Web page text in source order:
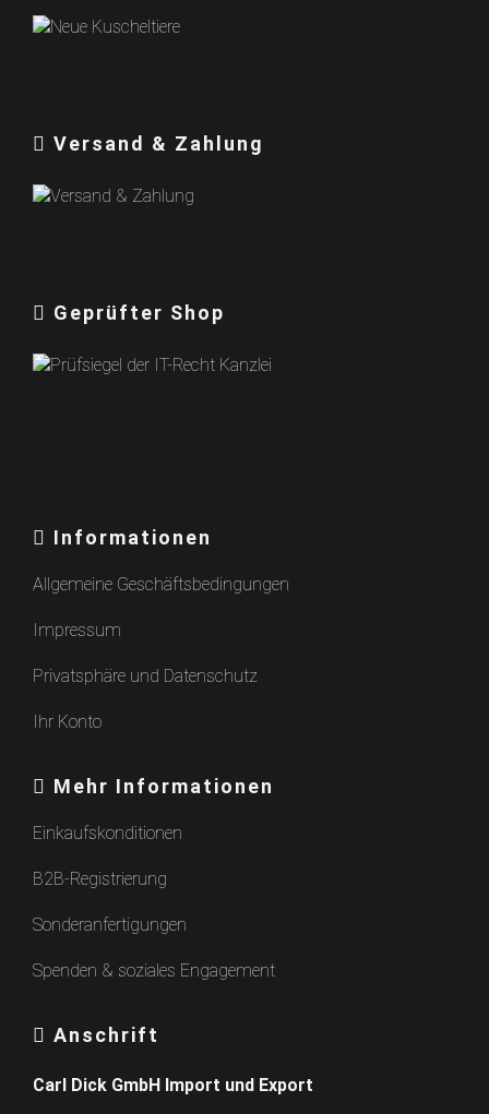
Versand & Zahlung
Geprüfter Shop
Informationen
Allgemeine Geschäftsbedingungen
Impressum
Privatsphäre und Datenschutz
Ihr Konto
Mehr Informationen
Einkaufskonditionen
B2B-Registrierung
Sonderanfertigungen
Spenden & soziales Engagement
Anschrift
Carl Dick GmbH Import und Export